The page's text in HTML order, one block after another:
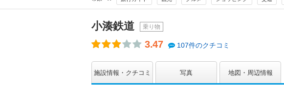
小湊鉄道 乗り物
3.47 107件のクチコミ
施設情報・クチコミ 写真 地図・周辺情報